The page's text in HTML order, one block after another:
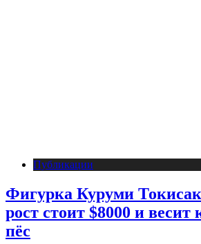
Публикации
Фигурка Куруми
рост стоит $8000 и
пёс